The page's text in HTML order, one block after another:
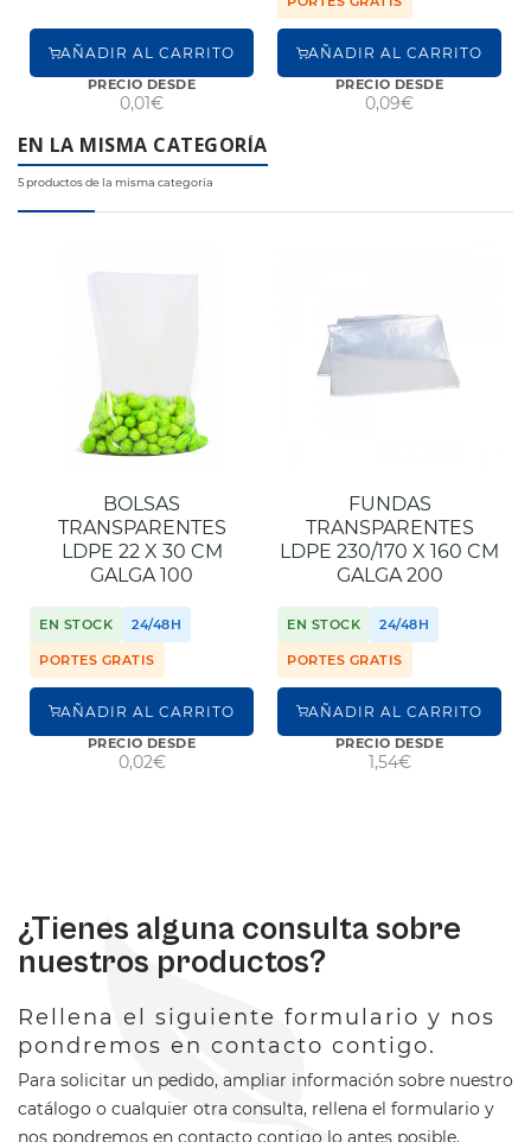
AÑADIR AL CARRITO
PRECIO DESDE
0,01€
AÑADIR AL CARRITO
PRECIO DESDE
0,09€
EN LA MISMA CATEGORÍA
5 productos de la misma categoría
BOLSAS
TRANSPARENTES
LDPE 22 X 30 CM
GALGA 100
EN STOCK 24/48H
PORTES GRATIS
AÑADIR AL CARRITO
PRECIO DESDE
0,02€
FUNDAS
TRANSPARENTES
LDPE 230/170 X 160 CM
GALGA 200
EN STOCK 24/48H
PORTES GRATIS
AÑADIR AL CARRITO
PRECIO DESDE
1,54€
¿Tienes alguna consulta sobre
nuestros productos?
Rellena el siguiente formulario y nos
pondremos en contacto contigo.
Para solicitar un pedido, ampliar información sobre nuestro
catálogo o cualquier otra consulta, rellena el formulario y
nos pondremos en contacto contigo lo antes posible.